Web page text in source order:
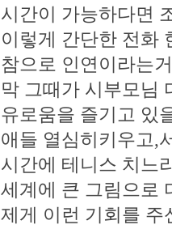
시간이 가능하다면
이렇게 간단한 전화
참으로 인연이라는
막 그때가 시부모님
유로움을 즐기고 있
애들 열심히키우고,
시간에 테니스 치느
세계에 큰 그림으로
제게 이런 기회를 주